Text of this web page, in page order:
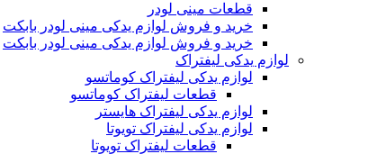
قطعات مینی لودر
خرید و فروش لوازم یدکی مینی لودر بابکت
خرید و فروش لوازم یدکی مینی لودر بابکت
لوازم یدکی لیفتراک
لوازم یدکی لیفتراک کوماتسو
قطعات لیفتراک کوماتسو
لوازم یدکی لیفتراک هایستر
لوازم یدکی لیفتراک تویوتا
قطعات لیفتراک تویوتا